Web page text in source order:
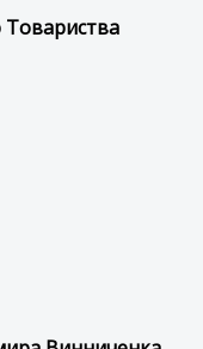
Товариства